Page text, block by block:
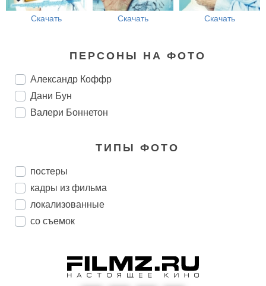
Скачать Скачать Скачать
ПЕРСОНЫ НА ФОТО
Александр Коффр
Дани Бун
Валери Боннетон
ТИПЫ ФОТО
постеры
кадры из фильма
локализованные
со съемок